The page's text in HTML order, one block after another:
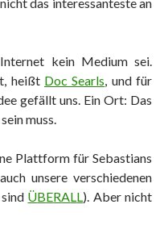
kein Medium sei.
heißt Doc Searls, und für
gefällt uns. Ein Ort: Das
muss.
Plattform für Sebastians
unsere verschiedenen
ÜBERALL). Aber nicht